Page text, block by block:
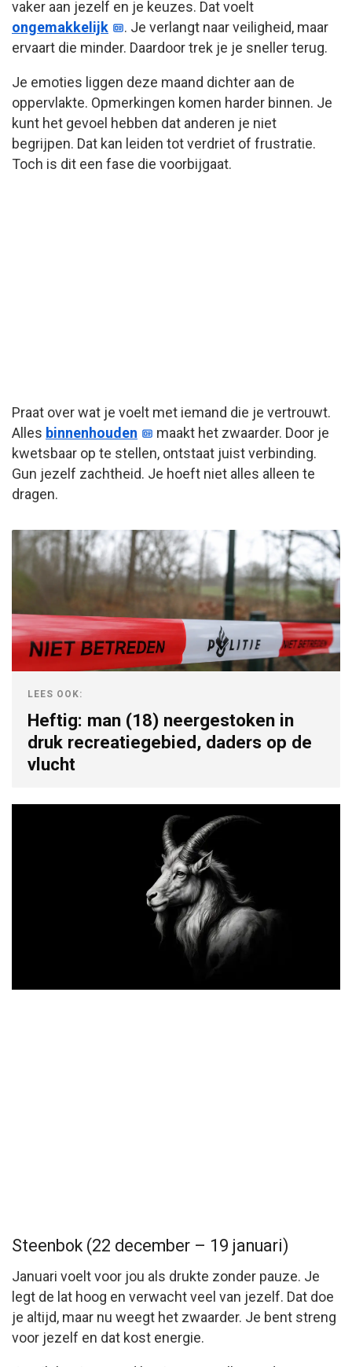
vaker aan jezelf en je keuzes. Dat voelt
ongemakkelijk
. Je verlangt naar veiligheid, maar
ervaart die minder. Daardoor trek je je sneller terug.
Je emoties liggen deze maand dichter aan de
oppervlakte. Opmerkingen komen harder binnen. Je
kunt het gevoel hebben dat anderen je niet
begrijpen. Dat kan leiden tot verdriet of frustratie.
Toch is dit een fase die voorbijgaat.
Praat over wat je voelt met iemand die je vertrouwt.
Alles binnenhouden
maakt het zwaarder. Door je
kwetsbaar op te stellen, ontstaat juist verbinding.
Gun jezelf zachtheid. Je hoeft niet alles alleen te
dragen.
LEES OOK:
Heftig: man (18) neergestoken in
druk recreatiegebied, daders op de
vlucht
Steenbok (22 december – 19 januari)
Januari voelt voor jou als drukte zonder pauze. Je
legt de lat hoog en verwacht veel van jezelf. Dat doe
je altijd, maar nu weegt het zwaarder. Je bent streng
voor jezelf en dat kost energie.